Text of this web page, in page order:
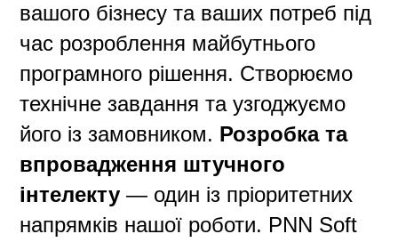
вашого бізнесу та ваших потреб під
час розроблення майбутнього
програмного рішення. Створюємо
технічне завдання та узгоджуємо
його із замовником. Розробка та
впровадження штучного
інтелекту — один із пріоритетних
напрямків нашої роботи. PNN Soft